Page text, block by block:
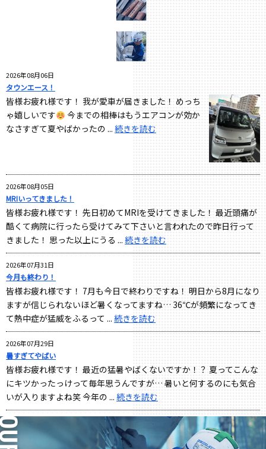
2026年08月06日
タウンエース！
皆様お疲れ様です！ 我が愛車が届きました！ めっち
ゃ嬉しいです
今までの相棒はもうエアコンが効か
なさすぎて夏やばかったの ... 続きを読む
2026年08月05日
MRIいってきました！
皆様お疲れ様です！ 先日初めてMRIを受けてきました！ 最近頭痛が
酷くて病院に行ったら受けてみて下さいと言われたので昨日行って
きました！ 思った以上にうる ... 続きを読む
2026年07月31日
今月も終わり！
皆様お疲れ様です！ 7月も今日で終わりですね！ 明日から8月になり
ますが信じられないほど暑くなってますね… 36℃が頻繁になってき
て熱中症が猛威をふるって ... 続きを読む
2026年07月29日
暑すぎてやばい
皆様お疲れ様です！ 最近の猛暑やばくないですか！？ 夏ってこんな
にキツかったっけって毎年思うんですが… 暑いと何するのにも気合
いが入りますよね笑 今年の ... 続きを読む